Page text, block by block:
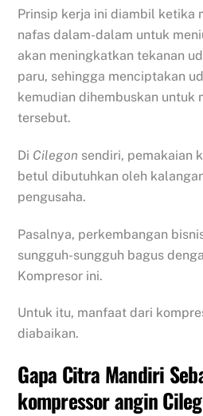
Prinsip kerja ini diambil ketika
nafas dalam-dalam untuk
akan meningkatkan tekanan
paru, sehingga menciptakan
kemudian dihembuskan untuk
tersebut.
Di Cilegon sendiri, pemakaian
betul dibutuhkan oleh
pengusaha.
Pasalnya, perkembangan
sungguh-sungguh bagus
Kompresor ini.
Untuk itu, manfaat dari
diabaikan.
Gapa Citra Mandiri
kompressor angin